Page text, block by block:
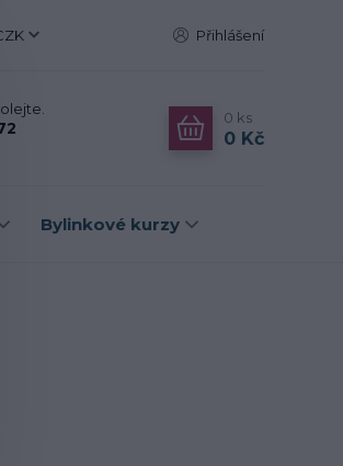
Přihlášení
0 ks
0 Kč
Bylinkové kurzy